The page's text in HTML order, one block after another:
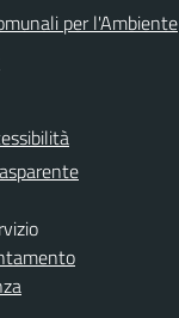
per l'Ambiente